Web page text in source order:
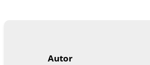
Autor